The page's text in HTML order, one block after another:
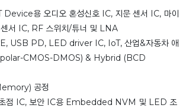
Device용 오디오 혼성신호 IC, 지문 센서 IC, 마이
서 IC, RF 스위치/튜너 및 LNA
USB PD, LED driver IC, IoT, 산업&자동차 애
CMOS-DMOS) & Hybrid (BCD
공정
점 IC, 보안 IC용 Embedded NVM 및 LED 조